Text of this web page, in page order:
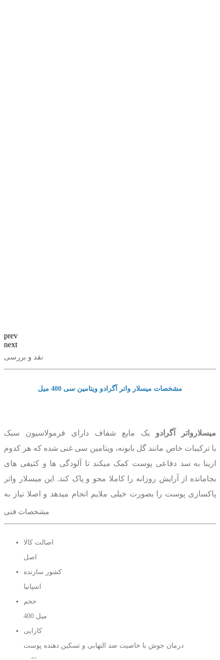
prev
next
نقد و بررسی
مشخصات میسلار واتر آگرادو ویتامین سی 400 میل
میسلارواتر آگرادو یک مایع شفاف دارای فرمولاسیون سبک
با ترکیبات خاص مانند گل بابونه، ویتامین سی غنی شده که هر کدوم
ازینا به سد دفاعی پوست کمک میکند تا آلودگی ها و کثیفی های
بجامانده از آرایش روزانه را کاملا محو و پاک کند. این میسلار واتر
پاکسازی پوست را بصورت خیلی ملایم انجام میدهد و اصلا نیاز به
و سطحی به پوست را دارد که میتوان برای انواع پوست حتی
پوستهای حساس ازش استفاده کرد .همچنین این میسلار واتر
بصورت اپتالمولوژیک و درماتولوژیک تست شده که برای پوستهای
حساس و برای پاک کردن آرایش چشم میتوان از استفاده
کرد.میسلارواتر آگرادو رایحه ویتامین سی دارای خاصیت های ( ضد
مشخصات فنی
اصالت کالا
اصل
کشور سازنده
اسپانیا
حجم
400 میل
کارایی
درمان جوش با خاصیت ضد التهابی و تسکین دهنده پوست